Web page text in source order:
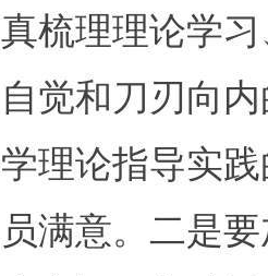
梳理理论学
觉和刀刃向
理论指导实
满意。二是